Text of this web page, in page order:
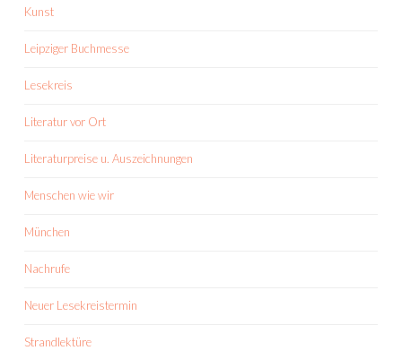
Kunst
Leipziger Buchmesse
Lesekreis
Literatur vor Ort
Literaturpreise u. Auszeichnungen
Menschen wie wir
München
Nachrufe
Neuer Lesekreistermin
Strandlektüre